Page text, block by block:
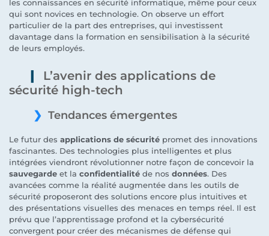
les connaissances en sécurité informatique, même pour ceux
qui sont novices en technologie. On observe un effort
particulier de la part des entreprises, qui investissent
davantage dans la formation en sensibilisation à la sécurité
de leurs employés.
L’avenir des applications de
sécurité high-tech
Tendances émergentes
Le futur des applications de sécurité promet des innovations
fascinantes. Des technologies plus intelligentes et plus
intégrées viendront révolutionner notre façon de concevoir la
sauvegarde et la confidentialité de nos données. Des
avancées comme la réalité augmentée dans les outils de
sécurité proposeront des solutions encore plus intuitives et
des présentations visuelles des menaces en temps réel. Il est
prévu que l’apprentissage profond et la cybersécurité
convergent pour créer des mécanismes de défense qui